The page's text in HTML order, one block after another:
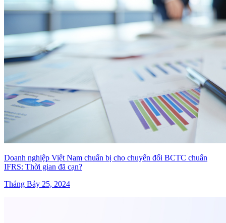
Doanh nghiệp Việt Nam chuẩn bị cho chuyển đổi BCTC chuẩn
IFRS: Thời gian đã cạn?
Tháng Bảy 25, 2024